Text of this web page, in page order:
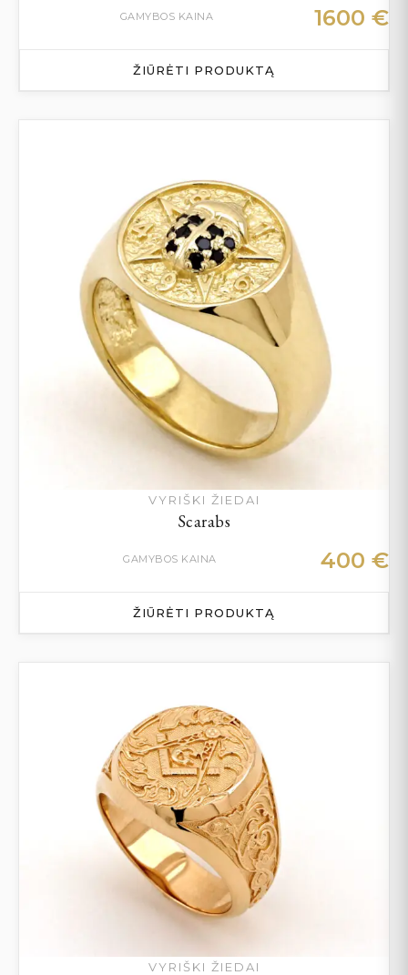
GAMYBOS KAINA 1600 €
ŽIŪRĖTI PRODUKTĄ
VYRIŠKI ŽIEDAI
Scarabs
GAMYBOS KAINA 400 €
ŽIŪRĖTI PRODUKTĄ
VYRIŠKI ŽIEDAI